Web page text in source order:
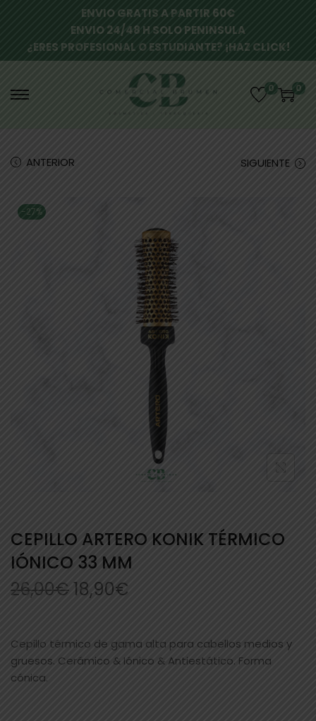
ENVIO GRATIS A PARTIR 60€
ENVIO 24/48 H SOLO PENINSULA
¿ERES PROFESIONAL O ESTUDIANTE? ¡HAZ CLICK!
0 0
ANTERIOR SIGUIENTE
-27%
CEPILLO ARTERO KONIK TÉRMICO
IÓNICO 33 MM
26,00€ 18,90€
Cepillo térmico de gama alta para cabellos medios y
gruesos. Cerámico & Iónico & Antiestático. Forma
cónica.